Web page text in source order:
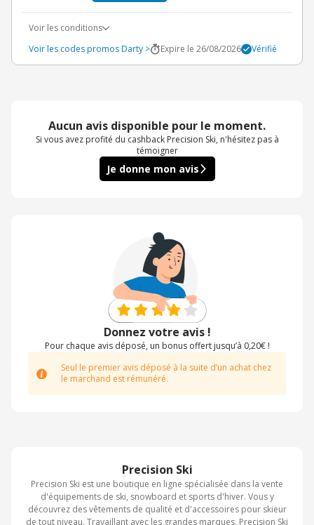
Precision Ski
Precision Ski est une boutique en ligne spécialisée dans la vente
d'équipements de ski, snowboard et sports d'hiver. Vous y
découvrez des vêtements de qualité et d'accessoires pour skieur
de tout niveau. Travaillant avec les grandes marques, Precision Ski
Voir les conditions
Voir les codes promos Darty >
Expire le 26/08/2026 Vérifié
Aucun avis disponible pour le moment.
Si vous avez profité du cashback Precision Ski, n'hésitez pas à
témoigner
Je donne mon avis
Donnez votre avis !
Pour chaque avis déposé, un bonus offert jusqu’à 0,20€ !
Seul le premier avis déposé à la suite d’un achat chez
le marchand est rémunéré.